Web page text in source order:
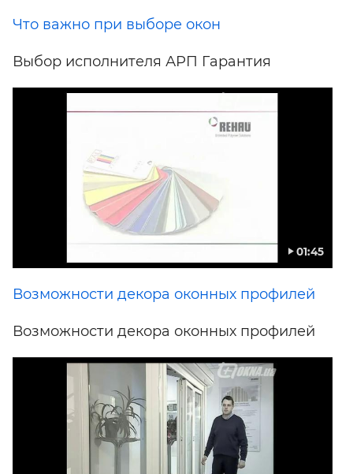
Что важно при выборе окон
Выбор исполнителя АРП Гарантия
01:45
Возможности декора оконных профилей
Возможности декора оконных профилей